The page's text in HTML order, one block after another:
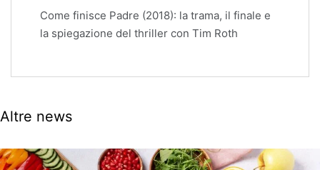
Come finisce Padre (2018): la trama, il finale e
la spiegazione del thriller con Tim Roth
Altre news